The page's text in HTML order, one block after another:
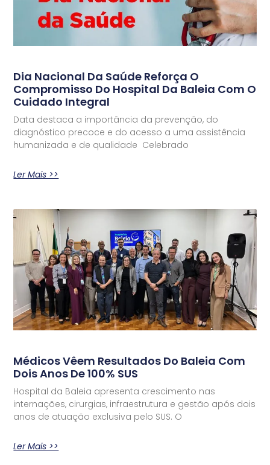
Dia Nacional Da Saúde Reforça O
Compromisso Do Hospital Da Baleia Com O
Cuidado Integral
Data destaca a importância da prevenção, do
diagnóstico precoce e do acesso a uma assistência
humanizada e de qualidade Celebrado
Ler Mais >>
Médicos Vêem Resultados Do Baleia Com
Dois Anos De 100% SUS
Hospital da Baleia apresenta crescimento nas
internações, cirurgias, infraestrutura e gestão após dois
anos de atuação exclusiva pelo SUS. O
Ler Mais >>